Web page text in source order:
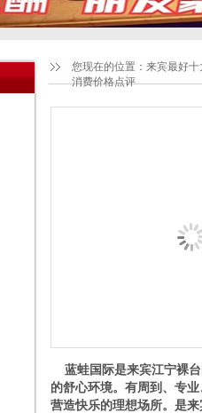
您现在的位置： 来宾最好
消费价格点评
蓝蛙国际是来宾江宁裸台
的舒心环境。有周到、专
营造快乐的理想场所。是